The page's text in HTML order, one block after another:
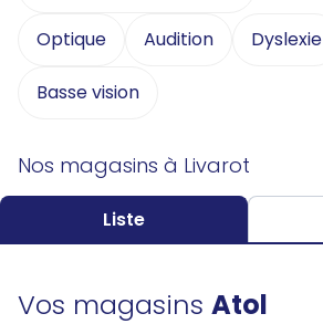
Optique Audition Dyslexie
Basse vision
Nos magasins à Livarot
Liste
Vos magasins Atol